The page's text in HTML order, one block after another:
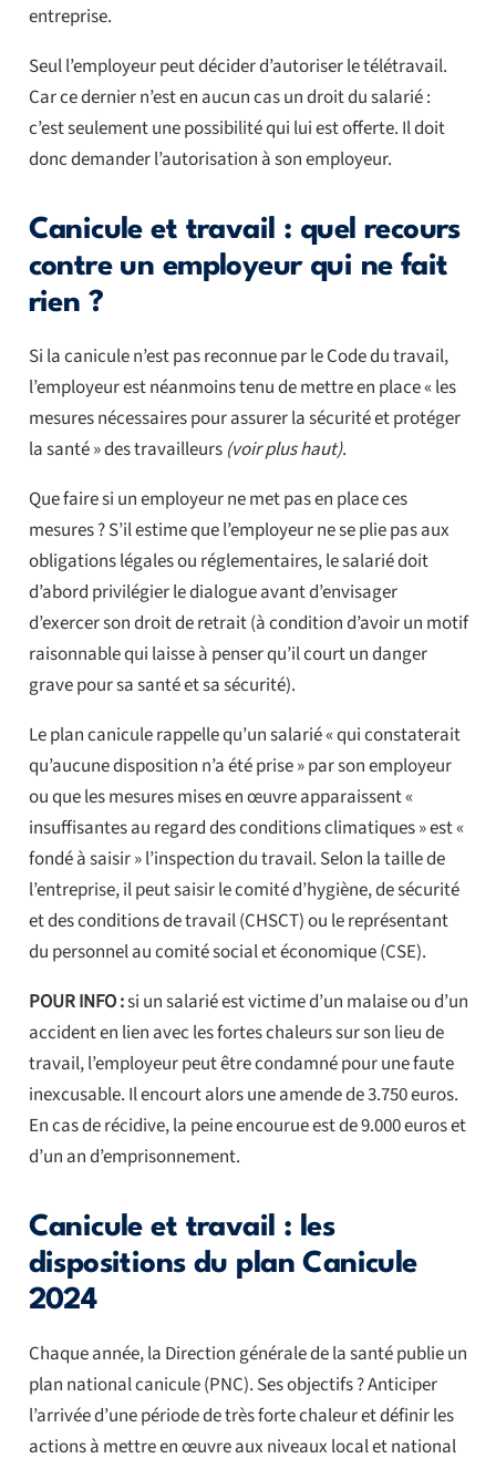
entreprise.
Seul l’employeur peut décider d’autoriser le télétravail.
Car ce dernier n’est en aucun cas un droit du salarié :
c’est seulement une possibilité qui lui est offerte. Il doit
donc demander l’autorisation à son employeur.
Canicule et travail : quel recours
contre un employeur qui ne fait
rien ?
Si la canicule n’est pas reconnue par le Code du travail,
l’employeur est néanmoins tenu de mettre en place « les
mesures nécessaires pour assurer la sécurité et protéger
la santé » des travailleurs (voir plus haut).
Que faire si un employeur ne met pas en place ces
mesures ? S’il estime que l’employeur ne se plie pas aux
obligations légales ou réglementaires, le salarié doit
d’abord privilégier le dialogue avant d’envisager
d’exercer son droit de retrait (à condition d’avoir un motif
raisonnable qui laisse à penser qu’il court un danger
grave pour sa santé et sa sécurité).
Le plan canicule rappelle qu’un salarié « qui constaterait
qu’aucune disposition n’a été prise » par son employeur
ou que les mesures mises en œuvre apparaissent «
insuffisantes au regard des conditions climatiques » est «
fondé à saisir » l’inspection du travail. Selon la taille de
l’entreprise, il peut saisir le comité d’hygiène, de sécurité
et des conditions de travail (CHSCT) ou le représentant
du personnel au comité social et économique (CSE).
POUR INFO :si un salarié est victime d’un malaise ou d’un
accident en lien avec les fortes chaleurs sur son lieu de
travail, l’employeur peut être condamné pour une faute
inexcusable. Il encourt alors une amende de 3.750 euros.
En cas de récidive, la peine encourue est de 9.000 euros et
d’un an d’emprisonnement.
Canicule et travail : les
dispositions du plan Canicule
2024
Chaque année, la Direction générale de la santé publie un
plan national canicule (PNC). Ses objectifs ? Anticiper
l’arrivée d’une période de très forte chaleur et définir les
actions à mettre en œuvre aux niveaux local et national